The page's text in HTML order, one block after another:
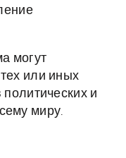
могут
или иных
и
миру.